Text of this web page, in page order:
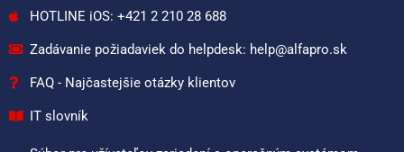
HOTLINE iOS: +421 2 210 28 688
Zadávanie požiadaviek do helpdesk: help@alfapro.sk
FAQ - Najčastejšie otázky klientov
IT slovník